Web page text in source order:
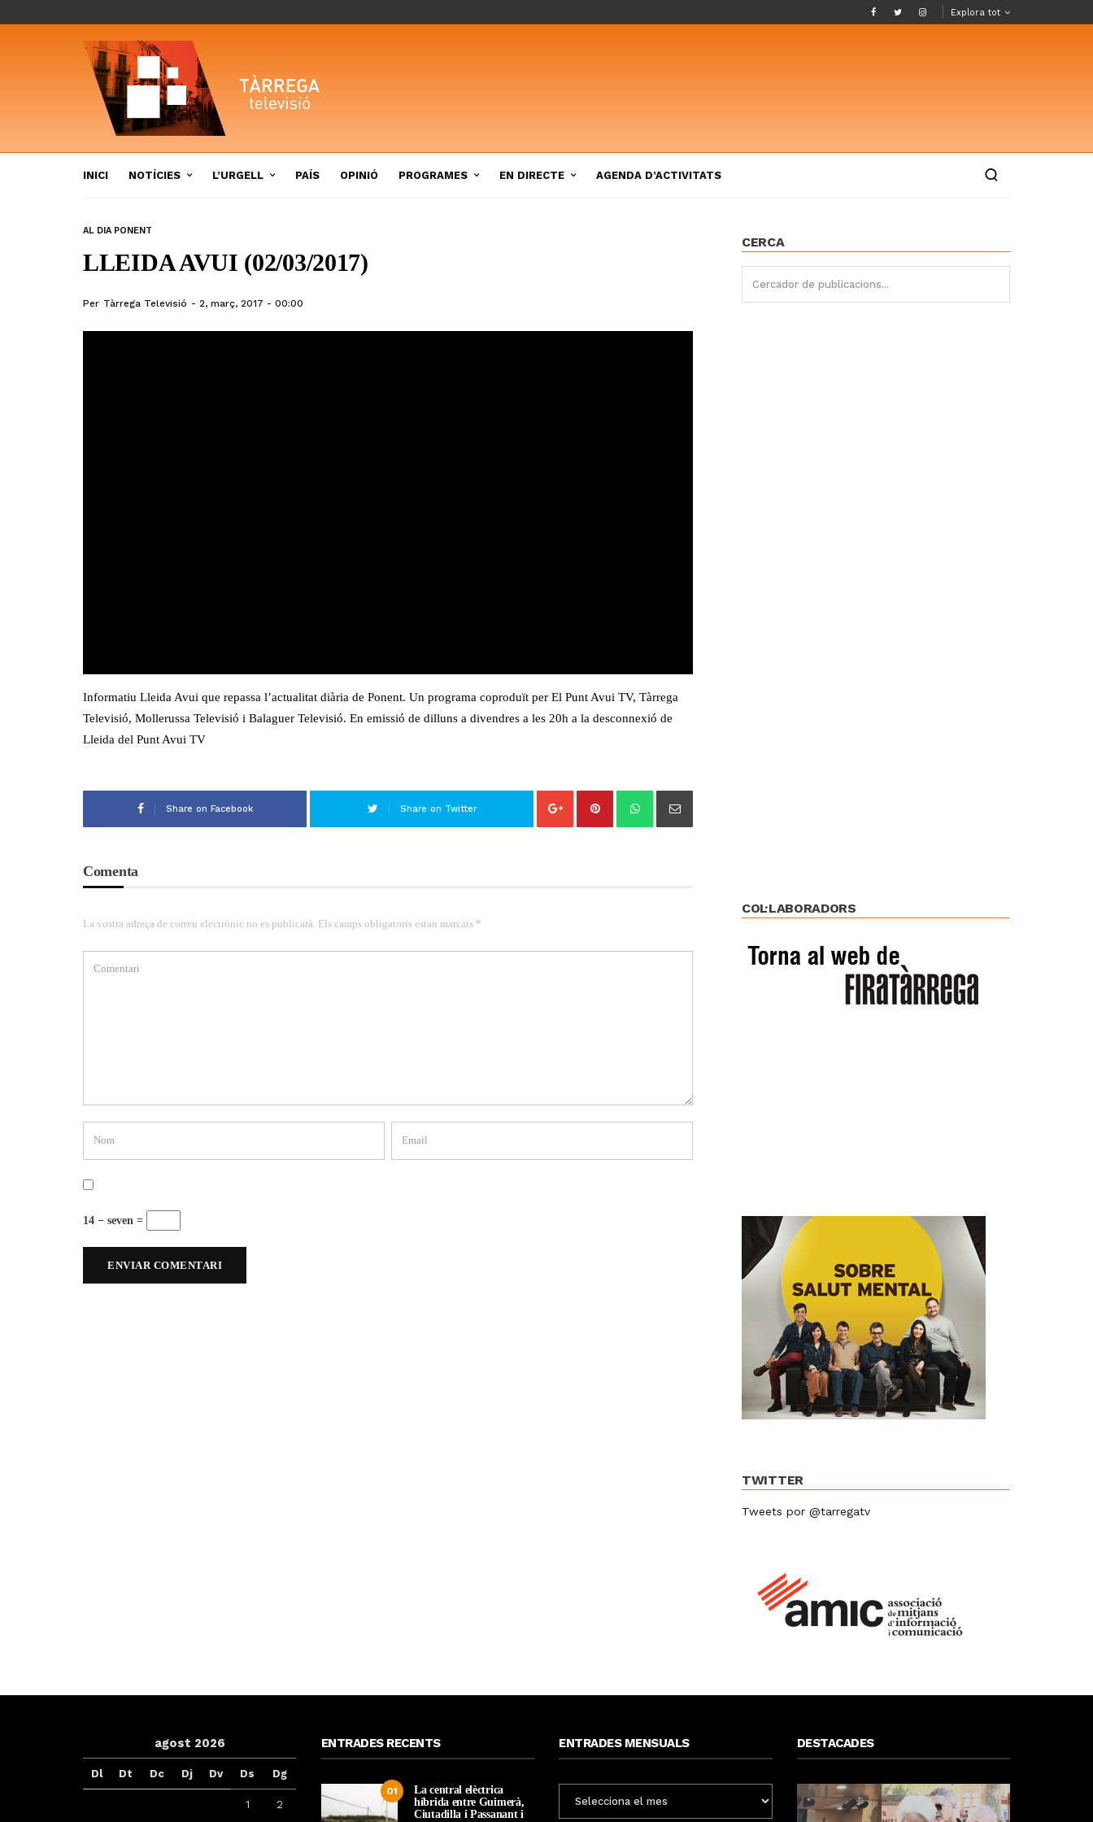
Explora tot
INICI NOTÍCIES L’URGELL PAÍS OPINIÓ PROGRAMES EN DIRECTE AGENDA D’ACTIVITATS
AL DIA PONENT
LLEIDA AVUI (02/03/2017)
Per Tàrrega Televisió 2, març, 2017 - 00:00
Informatiu Lleida Avui que repassa l’actualitat diària de Ponent. Un programa coproduït per El Punt Avui TV, Tàrrega
Televisió, Mollerussa Televisió i Balaguer Televisió. En emissió de dilluns a divendres a les 20h a la desconnexió de
Lleida del Punt Avui TV
Share on Facebook Share on Twitter
Comenta
La vostra adreça de correu electrònic no es publicarà. Els camps obligatoris estan marcats *
14 − seven =
CERCA
COL·LABORADORS
TWITTER
Tweets por @tarregatv
agost 2026
Dl Dt Dc Dj Dv Ds Dg
1 2
ENTRADES RECENTS
01
La central elèctrica
híbrida entre Guimerà,
Ciutadilla i Passanant i
ENTRADES MENSUALS
MENSUALS
DESTACADES